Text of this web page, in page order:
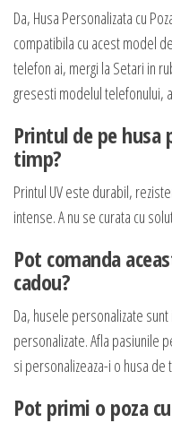
Da, Husa Personalizata cu
compatibila cu acest model
telefon ai, mergi la Setari in
gresesti modelul telefonului,
Printul de pe husa
timp?
Printul UV este durabil,
intense. A nu se curata cu
Pot comanda
cadou?
Da, husele personalizate
personalizate. Afla pasiunile
si personalizeaza-i o husa
Pot primi o poza